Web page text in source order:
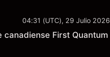
04:31 (UTC), 29 Julio 2026
canadiense First Quantum